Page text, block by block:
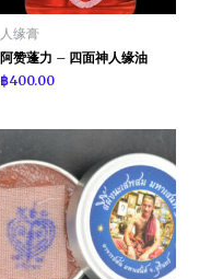
人缘膏
阿赞蓬力 – 四面神人缘油
฿400.00